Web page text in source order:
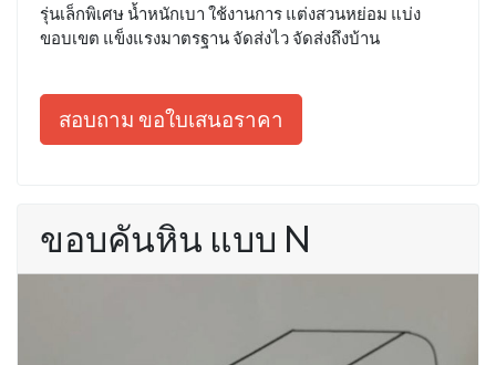
รุ่นเล็กพิเศษ น้ำหนักเบา ใช้งานการ แต่งสวนหย่อม แบ่ง
ขอบเขต แข็งแรงมาตรฐาน จัดส่งไว จัดส่งถึงบ้าน
สอบถาม ขอใบเสนอราคา
ขอบคันหิน แบบ N